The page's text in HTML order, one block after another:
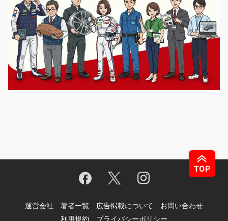
運営会社 著者一覧 広告掲載について
お問い合わせ
利用規約
プライバシーポリシー